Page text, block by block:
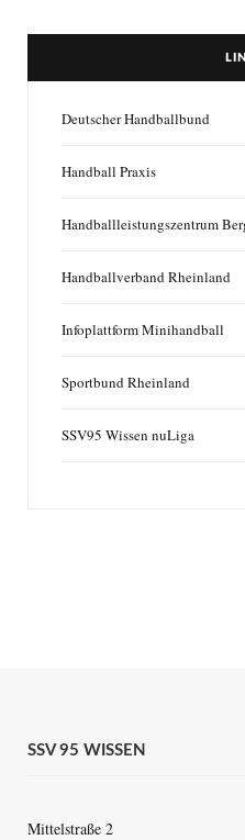
Deutscher Handballbund
Handball Praxis
Handballleistungszentrum
Handballverband Rheinland
Infoplattform Minihandball
Sportbund Rheinland
SSV95 Wissen nuLiga
SSV 95 WISSEN
Mittelstraße 2